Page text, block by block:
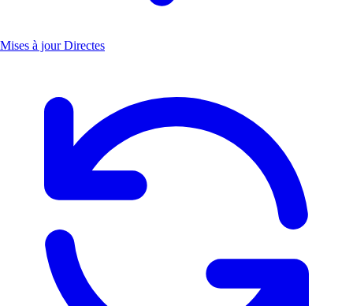
Mises à jour Directes